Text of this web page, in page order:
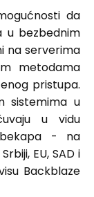
da
u bezbednim
na serverima
metodama
pristupa.
sistemima u
u vidu
- na
EU, SAD i
Backblaze